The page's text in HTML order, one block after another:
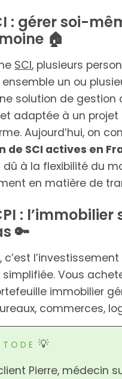
: gérer soi-
🏠
SCI, plusieurs
un ou
solution de gestion
adaptée à un
Aujourd’hui, on
de SCI actives en
à la flexibilité du
en matière de
: l’immobilier
🔑
c’est
simplifiée. Vous
immobilier
commerces,
T O D E 💡
Pierre, médecin